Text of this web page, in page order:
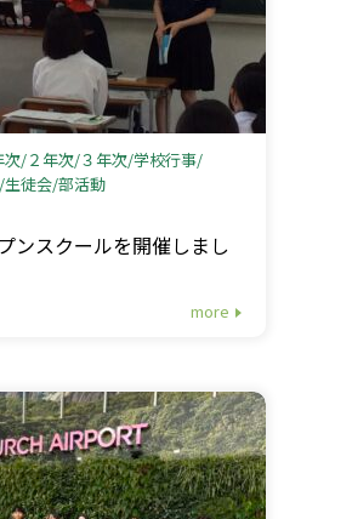
次 ２年次 ３年次 学校行事
生徒会 部活動
ンスクールを開催しまし
more